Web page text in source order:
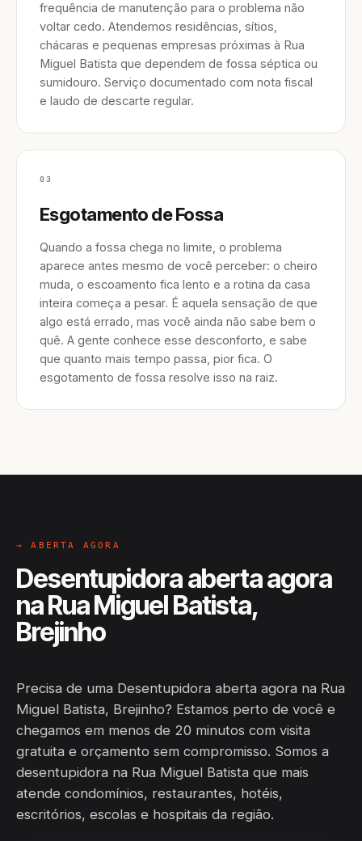
frequência de manutenção para o problema não
voltar cedo. Atendemos residências, sítios,
chácaras e pequenas empresas próximas à Rua
Miguel Batista que dependem de fossa séptica ou
sumidouro. Serviço documentado com nota fiscal
e laudo de descarte regular.
03
Esgotamento de Fossa
Quando a fossa chega no limite, o problema
aparece antes mesmo de você perceber: o cheiro
muda, o escoamento fica lento e a rotina da casa
inteira começa a pesar. É aquela sensação de que
algo está errado, mas você ainda não sabe bem o
quê. A gente conhece esse desconforto, e sabe
que quanto mais tempo passa, pior fica. O
esgotamento de fossa resolve isso na raiz.
→ ABERTA AGORA
Desentupidora aberta agora
na Rua Miguel Batista,
Brejinho
Precisa de uma Desentupidora aberta agora na Rua
Miguel Batista, Brejinho? Estamos perto de você e
chegamos em menos de 20 minutos com visita
gratuita e orçamento sem compromisso. Somos a
desentupidora na Rua Miguel Batista que mais
atende condomínios, restaurantes, hotéis,
escritórios, escolas e hospitais da região.